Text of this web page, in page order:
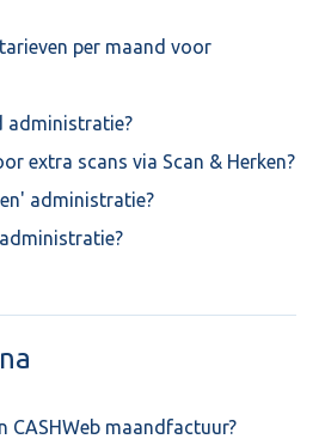
per maand voor
administratie?
extra scans via Scan & Herken?
administratie?
CASHWeb maandfactuur?